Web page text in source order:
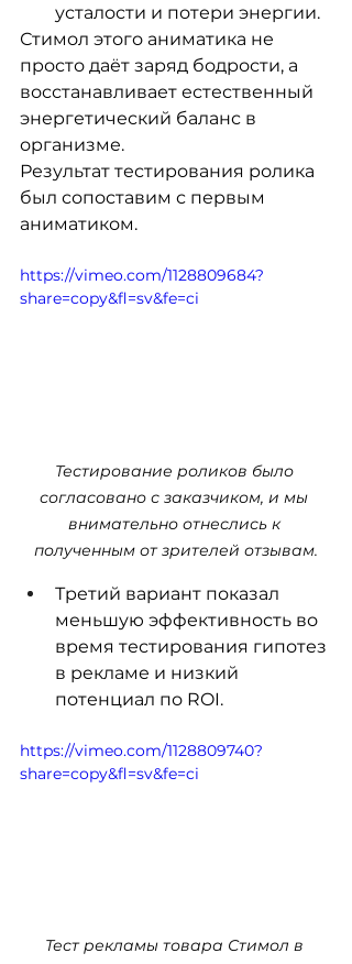
усталости и потери энергии.
Стимол этого аниматика не
просто даёт заряд бодрости, а
восстанавливает естественный
энергетический баланс в
организме.
Результат тестирования ролика
был сопоставим с первым
аниматиком.
https://vimeo.com/1128809684?
share=copy&fl=sv&fe=ci
Тестирование роликов было
согласовано с заказчиком, и мы
внимательно отнеслись к
полученным от зрителей отзывам.
Третий вариант показал
меньшую эффективность во
время тестирования гипотез
в рекламе и низкий
потенциал по ROI.
https://vimeo.com/1128809740?
share=copy&fl=sv&fe=ci
Тест рекламы товара Стимол в